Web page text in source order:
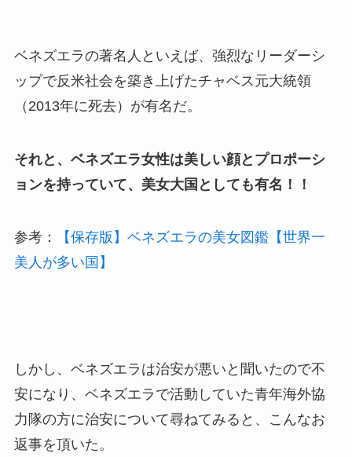
ベネズエラの著名人といえば、強烈なリーダーシ
ップで反米社会を築き上げたチャベス元大統領
（2013年に死去）が有名だ。
それと、ベネズエラ女性は美しい顔とプロポーシ
ョンを持っていて、美女大国としても有名！！
参考：
【保存版】ベネズエラの美女図鑑【世界一
美人が多い国】
しかし、ベネズエラは治安が悪いと聞いたので不
安になり、ベネズエラで活動していた青年海外協
力隊の方に治安について尋ねてみると、こんなお
返事を頂いた。